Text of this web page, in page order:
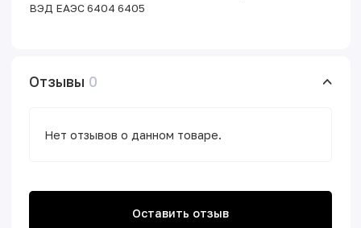
ВЭД ЕАЭС 6404 6405
Отзывы 0
Нет отзывов о данном товаре.
Оставить отзыв